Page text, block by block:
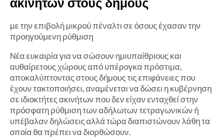
ακινήτων στους δήμους
με την επιβολή μικρού πέναλτι σε όσους έχασαν την
προηγούμενη ρύθμιση
Νέα ευκαιρία για να σώσουν ημιυπαίθριους και
αυθαίρετους χώρους από υπέρογκα πρόστιμα,
αποκαλύπτοντας στους δήμους τις επιφάνειες που
έχουν τακτοποιήσει, αναμένεται να δώσει η κυβέρνηση
σε ιδιοκτήτες ακινήτων που δεν είχαν ενταχθεί στην
πρόσφατη ρύθμιση των αδήλωτων τετραγωνικών ή
υπέβαλαν δηλώσεις αλλά τώρα διαπιστώνουν λάθη τα
οποία θα πρέπει να διορθώσουν.